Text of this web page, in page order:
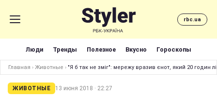
rbc.ua
Люди Тренды Полезное Вкусно Гороскопы
Главная › Животные › "Я б так не зміг": мережу вразив єнот, який 20 годин
ЖИВОТНЫЕ 13 июня 2018 · 22:27